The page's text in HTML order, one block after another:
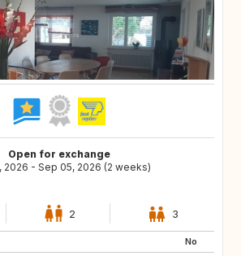
Open for exchange
2026 - Sep 05, 2026 (2 weeks)
2 3
No